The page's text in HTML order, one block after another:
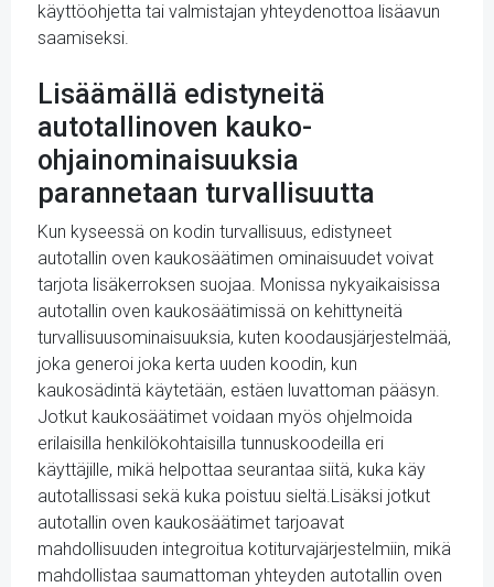
käyttöohjetta tai valmistajan yhteydenottoa lisäavun
saamiseksi.
Lisäämällä edistyneitä
autotallinoven kauko-
ohjainominaisuuksia
parannetaan turvallisuutta
Kun kyseessä on kodin turvallisuus, edistyneet
autotallin oven kaukosäätimen ominaisuudet voivat
tarjota lisäkerroksen suojaa. Monissa nykyaikaisissa
autotallin oven kaukosäätimissä on kehittyneitä
turvallisuusominaisuuksia, kuten koodausjärjestelmää,
joka generoi joka kerta uuden koodin, kun
kaukosädintä käytetään, estäen luvattoman pääsyn.
Jotkut kaukosäätimet voidaan myös ohjelmoida
erilaisilla henkilökohtaisilla tunnuskoodeilla eri
käyttäjille, mikä helpottaa seurantaa siitä, kuka käy
autotallissasi sekä kuka poistuu sieltä.Lisäksi jotkut
autotallin oven kaukosäätimet tarjoavat
mahdollisuuden integroitua kotiturvajärjestelmiin, mikä
mahdollistaa saumattoman yhteyden autotallin oven